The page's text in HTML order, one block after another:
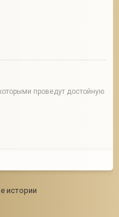
проведут достойную
истории